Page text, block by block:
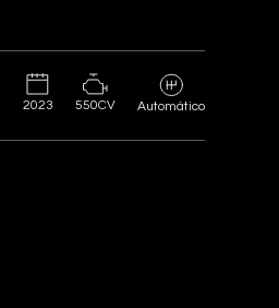
2023 550CV Automático